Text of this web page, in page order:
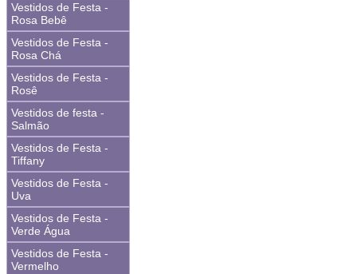
Vestidos de Festa -
Rosa Bebê
Vestidos de Festa -
Rosa Chá
Vestidos de Festa -
Rosê
Vestidos de festa -
Salmão
Vestidos de Festa -
Tiffany
Vestidos de Festa -
Uva
Vestidos de Festa -
Verde Água
Vestidos de Festa -
Vermelho